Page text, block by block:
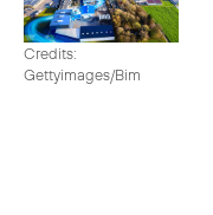
Credits:
Gettyimages/Bim